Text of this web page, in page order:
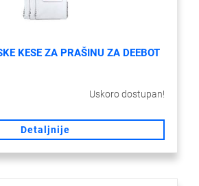
KESE ZA PRAŠINU ZA DEEBOT
Uskoro dostupan!
Detaljnije